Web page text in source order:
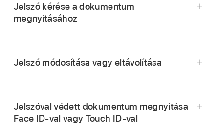
Jelszó kérése a dokumentum
megnyitásához
Koppintson a
gombra, majd koppintson a
Dokumentumbeállítások lehetőségre.
Koppintson a Jelszó beállítása lehetőségre, adja
meg a kért információkat, majd koppintson a
Kész elemre.
Jelszó módosítása vagy eltávolítása
Nyisson meg egy jelszóval védett
dokumentumot, majd tegye a következők
Jelszóval védett dokumentum megnyitása
Face ID-val vagy Touch ID-val